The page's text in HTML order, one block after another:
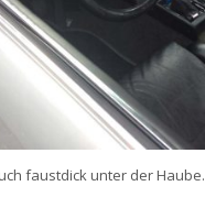
faustdick unter der Haube.